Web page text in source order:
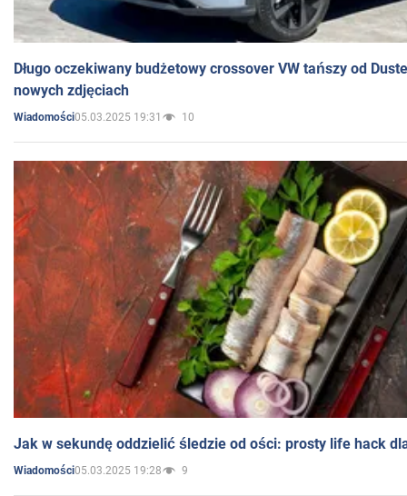
Długo oczekiwany budżetowy crossover VW tańszy od
nowych zdjęciach
Wiadomości05.03.2025 19:31 10
Jak w sekundę oddzielić śledzie od ości: prosty life hack
Wiadomości05.03.2025 19:28 9